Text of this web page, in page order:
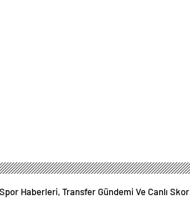
Haberleri, Transfer Gündemi Ve Canlı Skor